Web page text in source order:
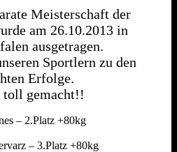
Meisterschaft der
am 26.10.2013 in
ausgetragen.
Sportlern zu den
Erfolge.
toll gemacht!!
– 2.Platz +80kg
– 3.Platz +80kg